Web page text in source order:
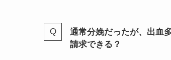
会陰切開、会陰縫合しま